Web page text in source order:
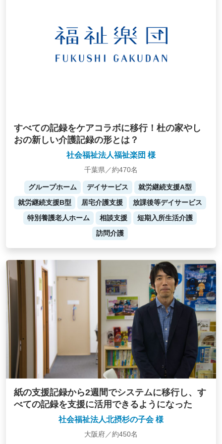
すべての記録をケアコラボに移行！杜の家やし
おの新しい介護記録の形とは？
社会福祉法人福祉楽団 様
千葉県／約470名
グループホーム デイサービス
就労継続支援A型
就労継続支援B型
居宅介護支援
放課後等デイサービス
特別養護老人ホーム
相談支援
短期入所生活介護
訪問介護
紙の支援記録から2週間でシステムに移行し、す
べての記録を支援に活用できるようになった
社会福祉法人北摂杉の子会 様
大阪府／約450名